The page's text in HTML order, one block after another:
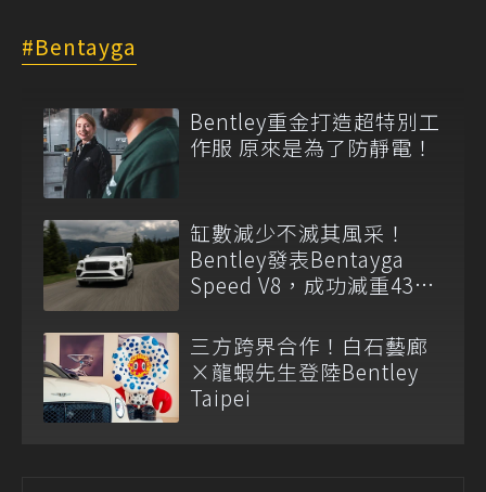
Bentayga
Bentley重金打造超特別工
作服 原來是為了防靜電！
缸數減少不滅其風采！
Bentley發表Bentayga
Speed V8，成功減重43公
三方跨界合作！白石藝廊
×龍蝦先生登陸Bentley
Taipei